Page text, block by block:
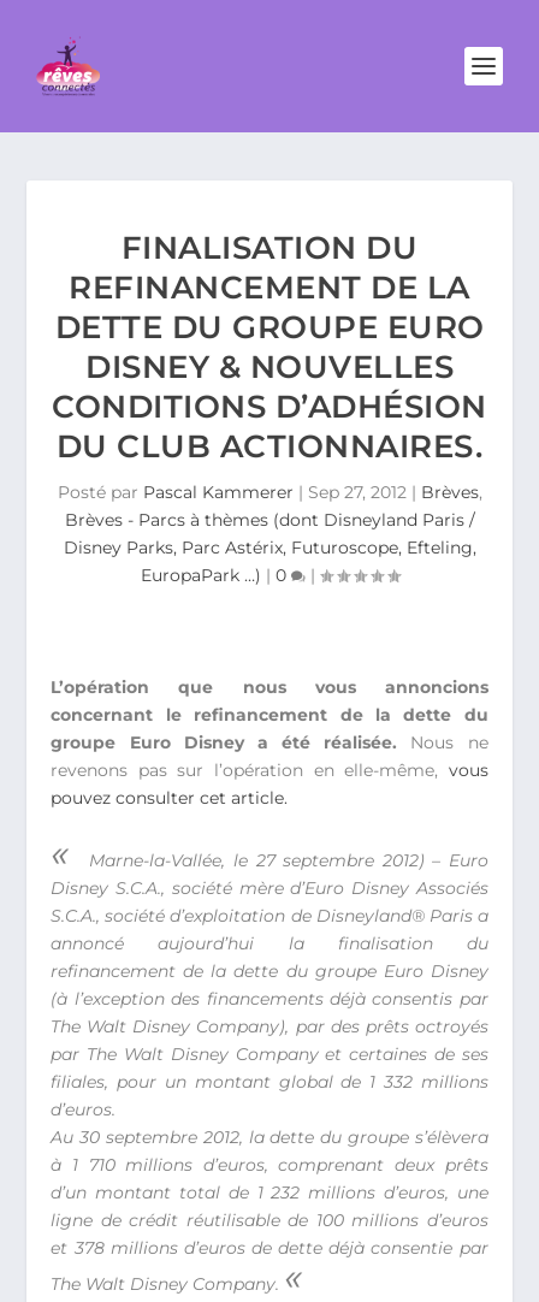
FINALISATION DU
REFINANCEMENT DE LA
DETTE DU GROUPE EURO
DISNEY & NOUVELLES
CONDITIONS D’ADHÉSION
DU CLUB ACTIONNAIRES.
Posté par Pascal Kammerer | Sep 27, 2012| Brèves,
Brèves - Parcs à thèmes (dont Disneyland Paris /
Disney Parks, Parc Astérix, Futuroscope, Efteling,
EuropaPark …) | 0 |
L’opération que nous vous annoncions
concernant le refinancement de la dette du
groupe Euro Disney a été réalisée. Nous ne
revenons pas sur l’opération en elle-même, vous
pouvez consulter cet article.
«
Marne-la-Vallée, le 27 septembre 2012) – Euro
Disney S.C.A., société mère d’Euro Disney Associés
S.C.A., société d’exploitation de Disneyland® Paris a
annoncé aujourd’hui la finalisation du
refinancement de la dette du groupe Euro Disney
(à l’exception des financements déjà consentis par
The Walt Disney Company), par des prêts octroyés
par The Walt Disney Company et certaines de ses
filiales, pour un montant global de 1 332 millions
d’euros.
Au 30 septembre 2012, la dette du groupe s’élèvera
à 1 710 millions d’euros, comprenant deux prêts
d’un montant total de 1 232 millions d’euros, une
ligne de crédit réutilisable de 100 millions d’euros
et 378 millions d’euros de dette déjà consentie par
The Walt Disney Company. «